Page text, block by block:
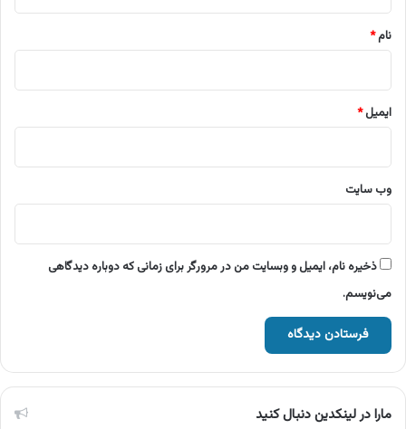
نام*
ایمیل*
وب‌ سایت
ذخیره نام، ایمیل و وبسایت من در مرورگر برای زمانی که دوباره دیدگاهی
می‌نویسم.
مارا در لینکدین دنبال کنید